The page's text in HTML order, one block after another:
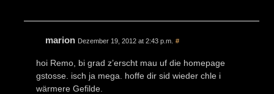
marion Dezember 19, 2012 at 2:43 p.m. #
hoi Remo, bi grad z’erscht mau uf die homepage
gstosse. isch ja mega. hoffe dir sid wieder chle i
wärmere Gefilde.